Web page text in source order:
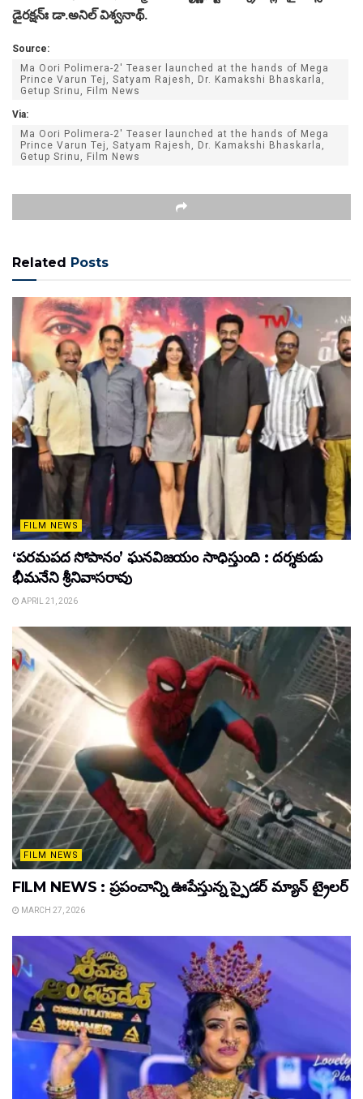
డైర‌క్ష‌న్ః డా.అనిల్ విశ్వ‌నాథ్‌.
Source:
Ma Oori Polimera-2' Teaser launched at the hands of Mega
Prince Varun Tej, Satyam Rajesh, Dr. Kamakshi Bhaskarla,
Getup Srinu, Film News
Via:
Ma Oori Polimera-2' Teaser launched at the hands of Mega
Prince Varun Tej, Satyam Rajesh, Dr. Kamakshi Bhaskarla,
Getup Srinu, Film News
Related Posts
FILM NEWS
‘పరమపద సోపానం’ ఘనవిజయం సాధిస్తుంది : దర్శకుడు
భీమనేని శ్రీనివాసరావు
APRIL 21, 2026
FILM NEWS
FILM NEWS : ప్రపంచాన్ని ఊపేస్తున్న స్పైడర్ మ్యాన్ ట్రైలర్
MARCH 27, 2026